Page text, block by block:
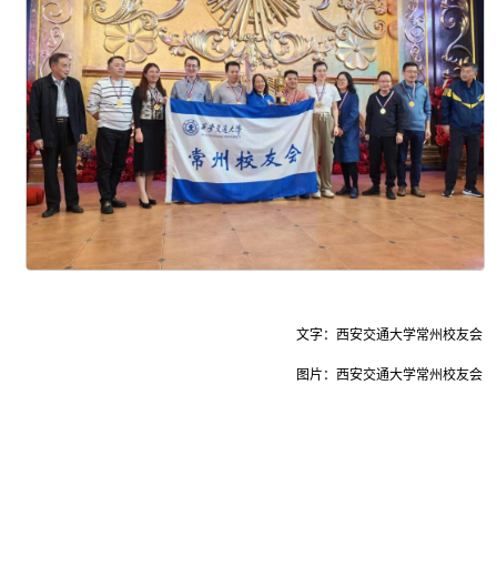
文字：西安交通大学常州校友会
图片：西安交通大学常州校友会